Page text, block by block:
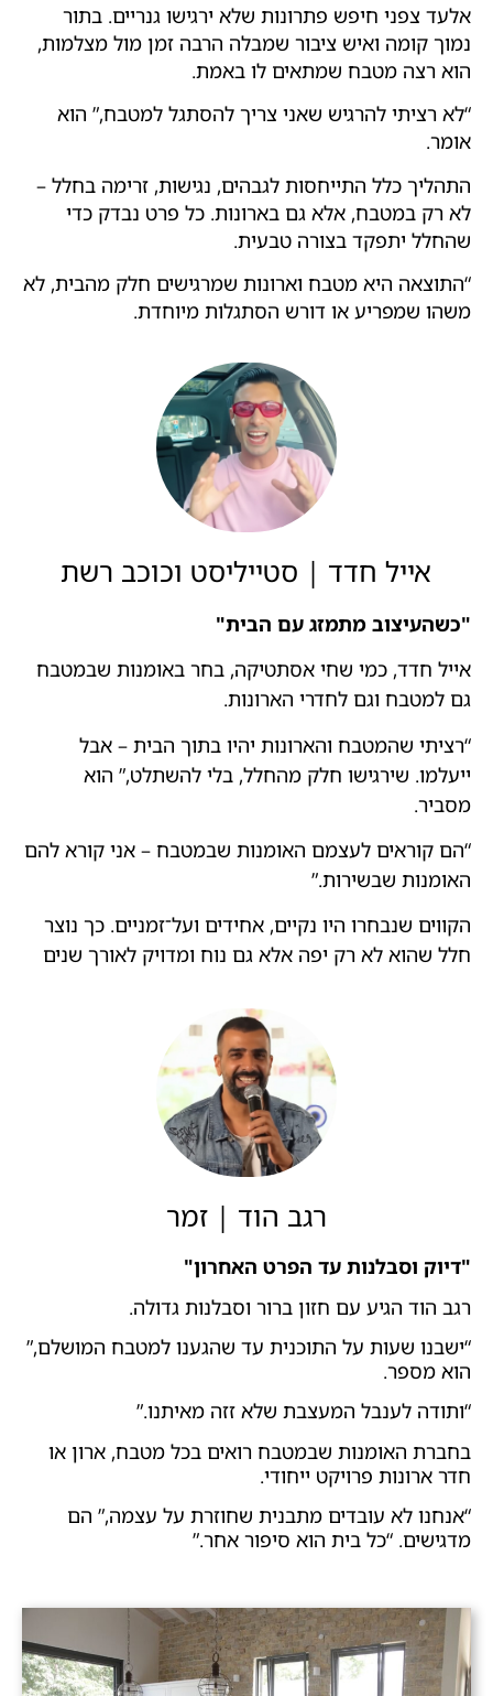
אלעד צפני חיפש פתרונות שלא ירגישו גנריים. בתור
נמוך קומה ואיש ציבור שמבלה הרבה זמן מול מצלמות,
הוא רצה מטבח שמתאים לו באמת.
“לא רציתי להרגיש שאני צריך להסתגל למטבח,” הוא
אומר.
התהליך כלל התייחסות לגבהים, נגישות, זרימה בחלל –
לא רק במטבח, אלא גם בארונות. כל פרט נבדק כדי
שהחלל יתפקד בצורה טבעית.
“התוצאה היא מטבח וארונות שמרגישים חלק מהבית, לא
משהו שמפריע או דורש הסתגלות מיוחדת.
אייל חדד | סטייליסט וכוכב רשת
"כשהעיצוב מתמזג עם הבית"
אייל חדד, כמי שחי אסתטיקה, בחר באומנות שבמטבח
גם למטבח וגם לחדרי הארונות.
“רציתי שהמטבח והארונות יהיו בתוך הבית – אבל
ייעלמו. שירגישו חלק מהחלל, בלי להשתלט,” הוא
מסביר.
“הם קוראים לעצמם האומנות שבמטבח – אני קורא להם
האומנות שבשירות.”
הקווים שנבחרו היו נקיים, אחידים ועל־זמניים. כך נוצר
חלל שהוא לא רק יפה אלא גם נוח ומדויק לאורך שנים
רגב הוד | זמר
"דיוק וסבלנות עד הפרט האחרון"
רגב הוד הגיע עם חזון ברור וסבלנות גדולה.
“ישבנו שעות על התוכנית עד שהגענו למטבח המושלם,”
הוא מספר.
“ותודה לענבל המעצבת שלא זזה מאיתנו.”
בחברת האומנות שבמטבח רואים בכל מטבח, ארון או
חדר ארונות פרויקט ייחודי.
“אנחנו לא עובדים מתבנית שחוזרת על עצמה,” הם
מדגישים. “כל בית הוא סיפור אחר.”